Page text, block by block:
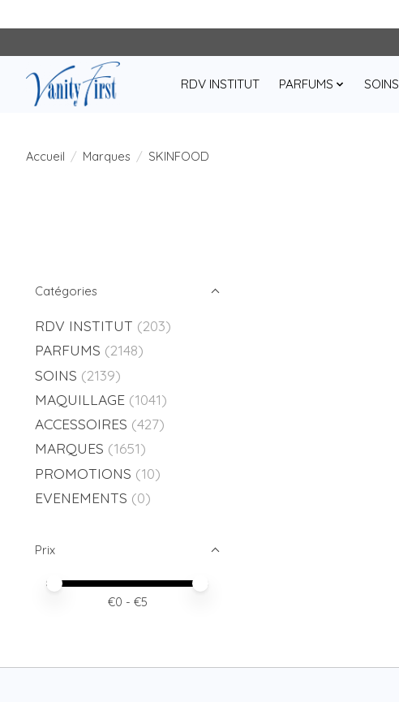
RDV INSTITUT PARFUMS SOINS
Accueil / Marques / SKINFOOD
Catégories
RDV INSTITUT (203)
PARFUMS (2148)
SOINS (2139)
MAQUILLAGE (1041)
ACCESSOIRES (427)
MARQUES (1651)
PROMOTIONS (10)
EVENEMENTS (0)
Prix
Prix minimum
Price maximum value
€0 - €5